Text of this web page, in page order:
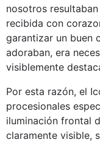
nosotros
recibida con
garantizar un buen
adoraban, era
visiblemente
Por esta razón, el
procesionales
iluminación frontal
claramente visible,